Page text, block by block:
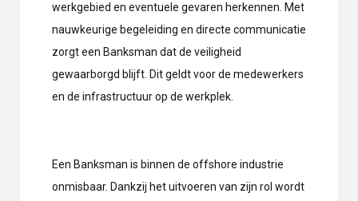
werkgebied en eventuele gevaren herkennen. Met
nauwkeurige begeleiding en directe communicatie
zorgt een Banksman dat de veiligheid
gewaarborgd blijft. Dit geldt voor de medewerkers
en de infrastructuur op de werkplek.
Een Banksman is binnen de offshore industrie
onmisbaar. Dankzij het uitvoeren van zijn rol wordt